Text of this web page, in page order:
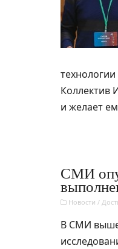
Коллектив
и желает
СМИ
Новости /
В СМИ